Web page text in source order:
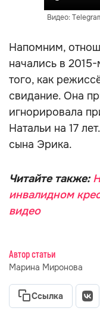
Видео:
Напомним,
начались в
того, как
свидание. Она
игнорировала
Натальи на 17
сына Эрика.
Читайте также:
инвалидном
видео
Автор статьи
Марина Миронова
Ссылка